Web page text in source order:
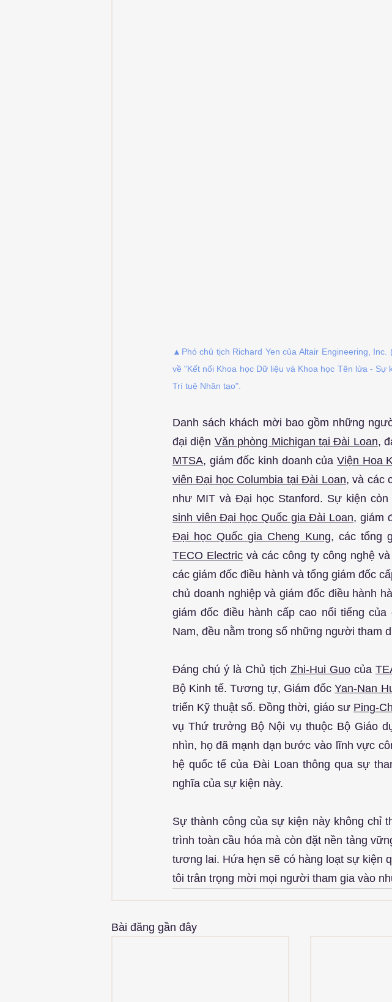
▲Phó chủ tịch Richard Yen của Altair Engineering,
về "Kết nối Khoa học Dữ liệu và Khoa học Tên lửa -
Trí tuệ Nhân tạo".
Danh sách khách mời bao gồm những
đại diện Văn phòng Michigan tại Đài Loan,
MTSA, giám đốc kinh doanh của Viện Hoa
viên Đại học Columbia tại Đài Loan, và các
như MIT và Đại học Stanford. Sự kiện còn
sinh viên Đại học Quốc gia Đài Loan, giám
Đại học Quốc gia Cheng Kung
TECO Electric và các công ty công nghệ
các giám đốc điều hành và tổng giám đốc
chủ doanh nghiệp và giám đốc điều hành
giám đốc điều hành cấp cao nổi tiếng
Nam, đều nằm trong số những người tham
Đáng chú ý là Chủ tịch Zhi-Hui Guo của
Bộ Kinh tế. Tương tự, Giám đốc Yan-Nan
triển Kỹ thuật số. Đồng thời, giáo sư Ping-
vụ Thứ trưởng Bộ Nội vụ thuộc Bộ Giáo
nhìn, họ đã mạnh dạn bước vào lĩnh vực
hệ quốc tế của Đài Loan thông qua sự
nghĩa của sự kiện này.
Sự thành công của sự kiện này không chỉ
trình toàn cầu hóa mà còn đặt nền tảng
tương lai. Hứa hẹn sẽ có hàng loạt sự kiện
tôi trân trọng mời mọi người tham gia vào
Bài đăng gần đây